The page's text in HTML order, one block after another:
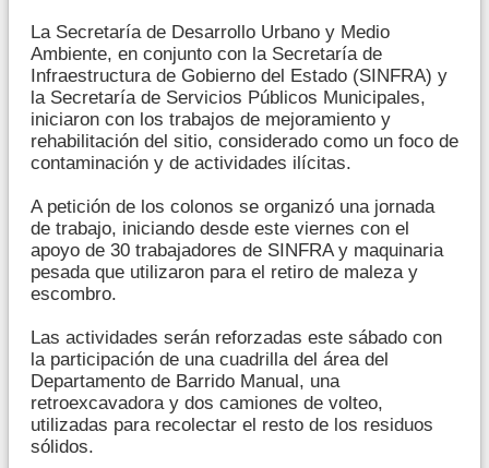
La Secretaría de Desarrollo Urbano y Medio
Ambiente, en conjunto con la Secretaría de
Infraestructura de Gobierno del Estado (SINFRA) y
la Secretaría de Servicios Públicos Municipales,
iniciaron con los trabajos de mejoramiento y
rehabilitación del sitio, considerado como un foco de
contaminación y de actividades ilícitas.
A petición de los colonos se organizó una jornada
de trabajo, iniciando desde este viernes con el
apoyo de 30 trabajadores de SINFRA y maquinaria
pesada que utilizaron para el retiro de maleza y
escombro.
Las actividades serán reforzadas este sábado con
la participación de una cuadrilla del área del
Departamento de Barrido Manual, una
retroexcavadora y dos camiones de volteo,
utilizadas para recolectar el resto de los residuos
sólidos.